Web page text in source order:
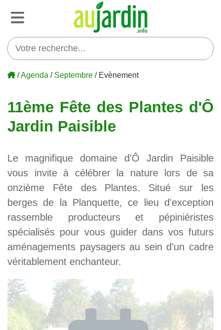
/Agenda / Septembre / Evènement
11ème Fête des Plantes d'Ô
Jardin Paisible
Le magnifique domaine d'Ô Jardin Paisible
vous invite à célébrer la nature lors de sa
onzième Fête des Plantes. Situé sur les
berges de la Planquette, ce lieu d'exception
rassemble producteurs et pépiniéristes
spécialisés pour vous guider dans vos futurs
aménagements paysagers au sein d'un cadre
véritablement enchanteur.